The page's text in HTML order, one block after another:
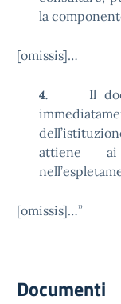
la
[omissis]…
4.
Il
attiene
[omissis]…”
Documenti